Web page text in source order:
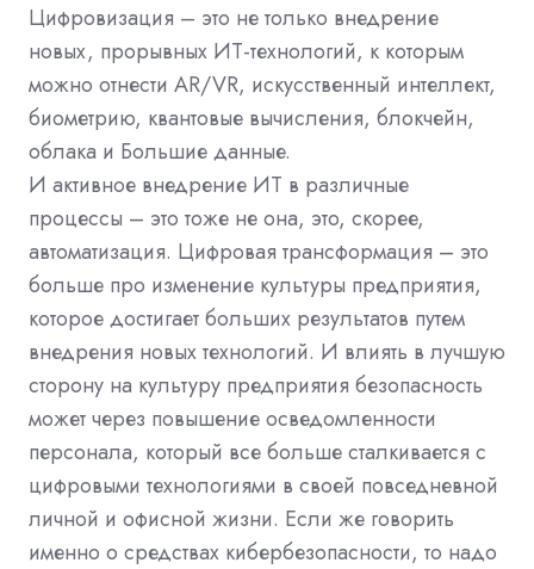
Цифровизация – это не только внедрение
новых, прорывных ИТ-технологий, к которым
можно отнести AR/VR, искусственный интеллект,
биометрию, квантовые вычисления, блокчейн,
облака и Большие данные.
И активное внедрение ИТ в различные
процессы – это тоже не она, это, скорее,
автоматизация. Цифровая трансформация – это
больше про изменение культуры предприятия,
которое достигает больших результатов путем
внедрения новых технологий. И влиять в лучшую
сторону на культуру предприятия безопасность
может через повышение осведомленности
персонала, который все больше сталкивается с
цифровыми технологиями в своей повседневной
личной и офисной жизни. Если же говорить
именно о средствах кибербезопасности, то надо